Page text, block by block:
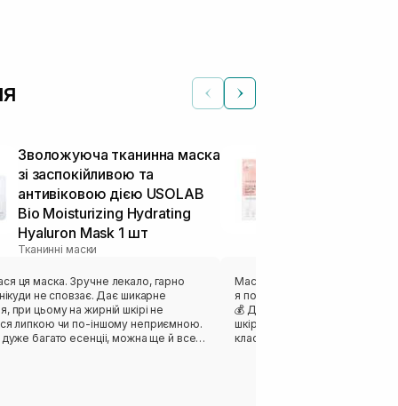
Зволожуюча тканинна маска
зі заспокійливою та
антивіковою дією USOLAB
Bio Moisturizing Hydrating
Hyaluron Mask 1 шт
Тканинні маски
Зручне лекало, гарно
не сповзає. Дає шикарне
при цьому на жирній шкірі не
липкою чи по-іншому неприємною.
дуже багато есенціі, можна ще й все
Маска відзначилась своєю
я потім перелила і
💰 Дуже комфортний гель,
шкіру без відчуття липкості.
класний пламп-ефект на шкірі